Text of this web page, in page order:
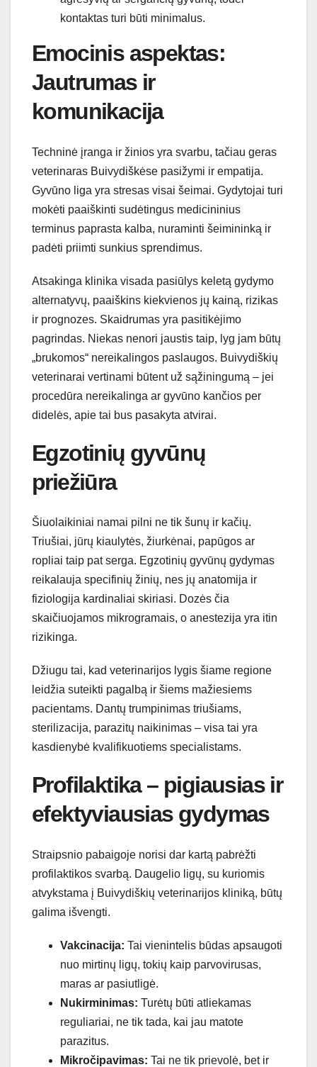
kontaktas turi būti minimalus.
Emocinis aspektas:
Jautrumas ir
komunikacija
Techninė įranga ir žinios yra svarbu, tačiau geras
veterinaras Buivydiškėse pasižymi ir empatija.
Gyvūno liga yra stresas visai šeimai. Gydytojai turi
mokėti paaiškinti sudėtingus medicininius
terminus paprasta kalba, nuraminti šeimininką ir
padėti priimti sunkius sprendimus.
Atsakinga klinika visada pasiūlys keletą gydymo
alternatyvų, paaiškins kiekvienos jų kainą, rizikas
ir prognozes. Skaidrumas yra pasitikėjimo
pagrindas. Niekas nenori jaustis taip, lyg jam būtų
„brukomos“ nereikalingos paslaugos. Buivydiškių
veterinarai vertinami būtent už sąžiningumą – jei
procedūra nereikalinga ar gyvūno kančios per
didelės, apie tai bus pasakyta atvirai.
Egzotinių gyvūnų
priežiūra
Šiuolaikiniai namai pilni ne tik šunų ir kačių.
Triušiai, jūrų kiaulytės, žiurkėnai, papūgos ar
ropliai taip pat serga. Egzotinių gyvūnų gydymas
reikalauja specifinių žinių, nes jų anatomija ir
fiziologija kardinaliai skiriasi. Dozės čia
skaičiuojamos mikrogramais, o anestezija yra itin
rizikinga.
Džiugu tai, kad veterinarijos lygis šiame regione
leidžia suteikti pagalbą ir šiems mažiesiems
pacientams. Dantų trumpinimas triušiams,
sterilizacija, parazitų naikinimas – visa tai yra
kasdienybė kvalifikuotiems specialistams.
Profilaktika – pigiausias ir
efektyviausias gydymas
Straipsnio pabaigoje norisi dar kartą pabrėžti
profilaktikos svarbą. Daugelio ligų, su kuriomis
atvykstama į Buivydiškių veterinarijos kliniką, būtų
galima išvengti.
Vakcinacija: Tai vienintelis būdas apsaugoti
nuo mirtinų ligų, tokių kaip parvovirusas,
maras ar pasiutligė.
Nukirminimas: Turėtų būti atliekamas
reguliariai, ne tik tada, kai jau matote
parazitus.
Mikročipavimas: Tai ne tik prievolė, bet ir